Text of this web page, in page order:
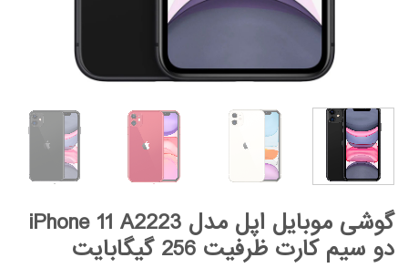
گوشی موبایل اپل مدل iPhone 11 A2223
دو سیم‌ کارت ظرفیت 256 گیگابایت